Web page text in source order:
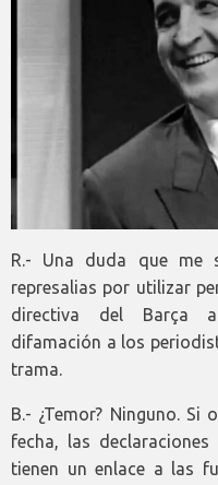
R.- Una duda que me
represalias por utilizar
directiva del Barça
difamación a los
trama.
B.- ¿Temor? Ninguno.
fecha, las
tienen un enlace a las